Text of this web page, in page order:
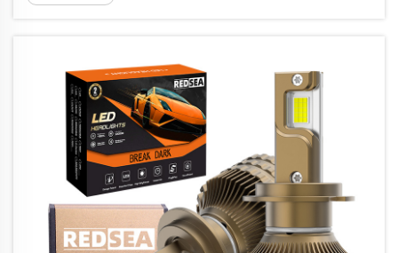
tajjeb tal-ħaġar tal-LED m’hiex biss ab...